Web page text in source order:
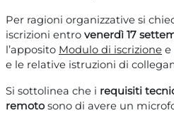
Per ragioni organizzative si
iscrizioni entro venerdì 17
l’apposito Modulo di iscrizione e
e le relative istruzioni di
Si sottolinea che i requisiti
remoto sono di avere un